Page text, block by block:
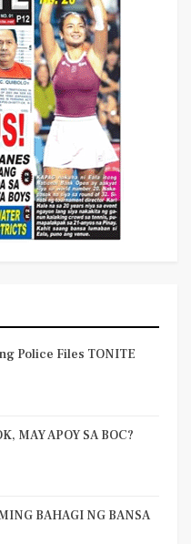
Police Files TONITE
MAY APOY SA BOC?
BAHAGI NG BANSA